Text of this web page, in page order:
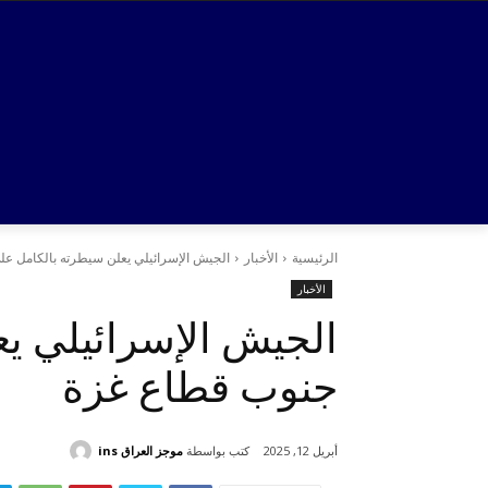
الرئيسية الأخبار الجيش الإسرائيلي يعلن سيطرته
الأخبار
الجيش
جنوب قطاع غزة
أبريل 12, 2025 كتب بواسطة موجز العراق ins